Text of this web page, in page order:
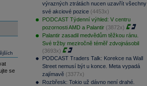
se
výrazných ztrátách nucen uzavřít všechny
své akciové pozice (4453x)
PODCAST Týdenní výhled: V centru
pozornosti AMD a Palantir (3872x)
Palantir zasadil medvědům těžkou ránu.
Své tržby meziročně téměř zdvojnásobil
(3693x)
PODCAST Traders Talk: Korekce na Wall
Street nemusí být u konce. Meta vypadá
zajímavě (3377x)
Rozbřesk: Tokio už dávno není drahé.